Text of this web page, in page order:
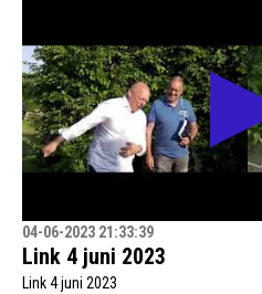
04-06-2023 21:33:39
Link 4 juni 2023
Link 4 juni 2023